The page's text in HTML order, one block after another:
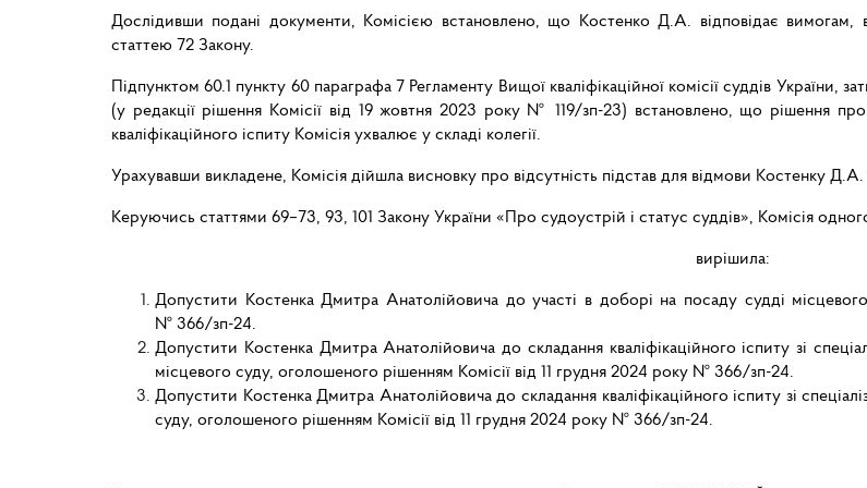
Дослідивши подані документи, Комісією встановлено, що Костенко Д.А. відповідає вимогам,
статтею 72 Закону.
Підпунктом 60.1 пункту 60 параграфа 7 Регламенту Вищої кваліфікаційної комісії суддів України,
(у редакції рішення Комісії від 19 жовтня 2023 року № 119/зп-23) встановлено, що рішення
кваліфікаційного іспиту Комісія ухвалює у складі колегії.
Урахувавши викладене, Комісія дійшла висновку про відсутність підстав для відмови Костенку
Керуючись статтями 69–73, 93, 101 Закону України «Про судоустрій і статус суддів», Комісія
вирішила:
Допустити Костенка Дмитра Анатолійовича до участі в доборі на посаду судді
№ 366/зп-24.
Допустити Костенка Дмитра Анатолійовича до складання кваліфікаційного іспиту зі
місцевого суду, оголошеного рішенням Комісії від 11 грудня 2024 року № 366/зп-24.
Допустити Костенка Дмитра Анатолійовича до складання кваліфікаційного іспиту зі
суду, оголошеного рішенням Комісії від 11 грудня 2024 року № 366/зп-24.